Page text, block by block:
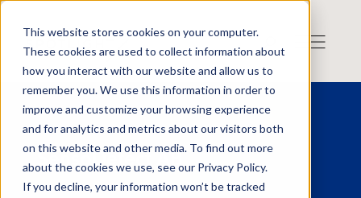
This website stores cookies on your computer.
These cookies are used to collect information about
how you interact with our website and allow us to
remember you. We use this information in order to
improve and customize your browsing experience
and for analytics and metrics about our visitors both
on this website and other media. To find out more
about the cookies we use, see our Privacy Policy.
If you decline, your information won’t be tracked
SensoDetect AB